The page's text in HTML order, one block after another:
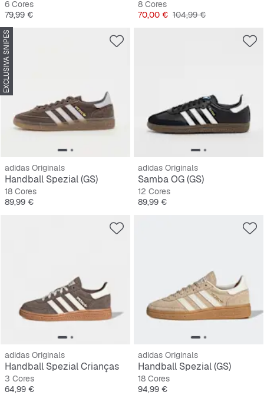
6 Cores
Preço
79,99 €
8 Cores
Preço
70,00 € Preço original
104,99 €
EXCLUSIVA SNIPES
adidas Originals
Handball Spezial (GS)
18 Cores
Preço
89,99 €
adidas Originals
Samba OG (GS)
12 Cores
Preço
89,99 €
adidas Originals
Handball Spezial Crianças
3 Cores
Preço
64,99 €
adidas Originals
Handball Spezial (GS)
18 Cores
Preço
94,99 €